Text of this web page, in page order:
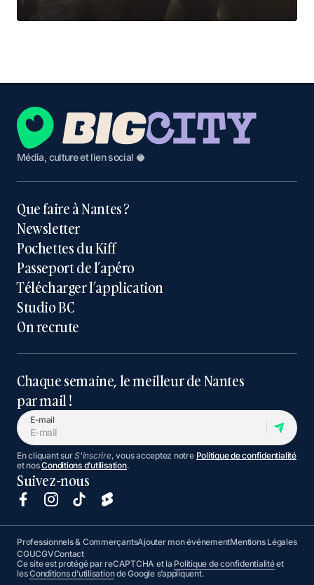
Média, culture et lien social 🥥
Que faire à Nantes ?
Newsletter
Pochettes du Kiff
Passeport de l’apéro
Télécharger l’application
Studio BC
On recrute
Chaque semaine, le meilleur de Nantes
par mail !
E-mail
En cliquant surS'inscrire, vous acceptez notre Politique de confidentialité
et nosConditions d’utilisation.
Suivez-nous
Professionnels & CommerçantsAjouter mon événementMentions Légales
CGUCGVContact
Ce site est protégé par reCAPTCHA et la Politique de confidentialitéet
lesConditions d’utilisationde Google s’appliquent.